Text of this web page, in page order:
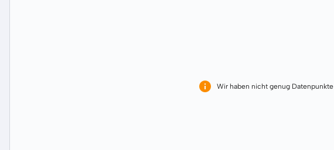
Wir haben nicht genug Datenpunkte